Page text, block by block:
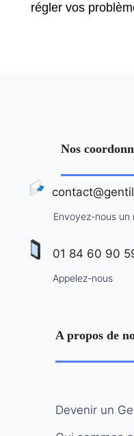
régler vos
Nos
Envoyez-nous un
01 84 60 90
Appelez-nous
A propos de
Devenir un